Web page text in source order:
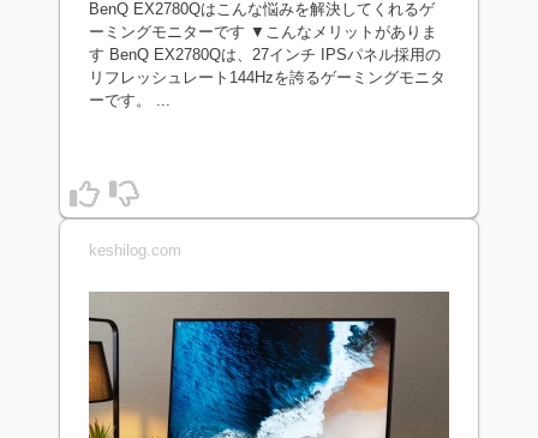
BenQ EX2780Qはこんな悩みを解決してくれるゲ
ーミングモニターです ▼こんなメリットがありま
す BenQ EX2780Qは、27インチ IPSパネル採用の
リフレッシュレート144Hzを誇るゲーミングモニタ
ーです。 ...
keshilog.com